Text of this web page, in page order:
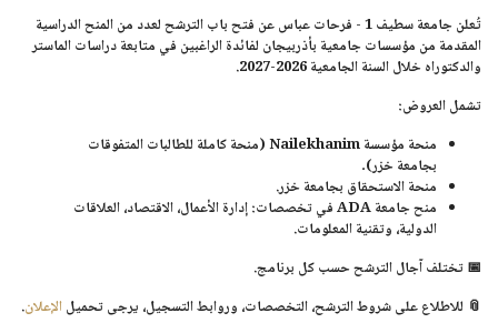
تُعلن جامعة سطيف 1 - فرحات عباس
عن فتح باب الترشح لعدد من المنح الدراسية
المقدمة من مؤسسات جامعية بأذربيجان لفائدة الراغبين في متابعة دراساتالماستر
والدكتوراه خلال السنة الجامعية2026-2027
.
تشمل العروض:
منحة مؤسسة Nailekhanim
(منحة كاملة للطالبات المتفوقات
بجامعة خزر).
منحة الاستحقاق بجامعة خزر.
منح جامعة ADA
في تخصصات: إدارة الأعمال، الاقتصاد، العلاقات
الدولية، وتقنية المعلومات.
📅 تختلف آجال الترشح حسب كل برنامج.
📎 للاطلاع على شروط الترشح، التخصصات، وروابط التسجيل، يرجى تحميلالإعلان.